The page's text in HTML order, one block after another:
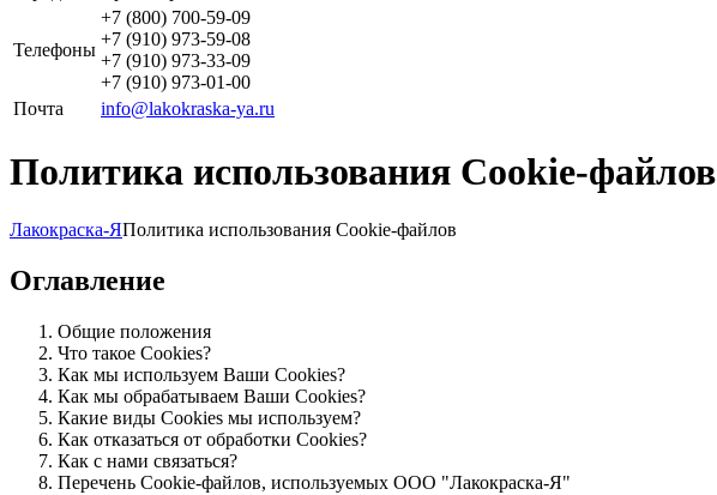
Телефоны
+7 (800) 700-59-09
+7 (910) 973-59-08
+7 (910) 973-33-09
+7 (910) 973-01-00
Почта
info@lakokraska-ya.ru
Политика использования Cookie-файлов
Лакокраска-ЯПолитика использования Cookie-файлов
Оглавление
Общие положения
Что такое Cookies?
Как мы используем Ваши Cookies?
Как мы обрабатываем Ваши Cookies?
Какие виды Сookies мы используем?
Как отказаться от обработки Сookies?
Как с нами связаться?
Перечень Cookie-файлов, используемых ООО "Лакокраска-Я"